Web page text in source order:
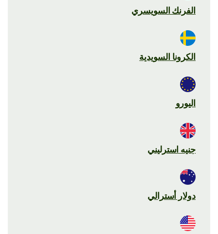
الفرنك السويسري
الكرونا السويدية
اليورو
جنيه استرليني
دولار أسترالي